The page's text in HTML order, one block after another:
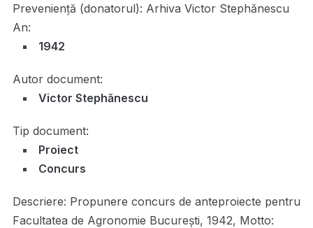
Preveniență (donatorul): Arhiva Victor Stephănescu
An:
1942
Autor document:
Victor Stephănescu
Tip document:
Proiect
Concurs
Descriere: Propunere concurs de anteproiecte pentru
Facultatea de Agronomie București, 1942, Motto: